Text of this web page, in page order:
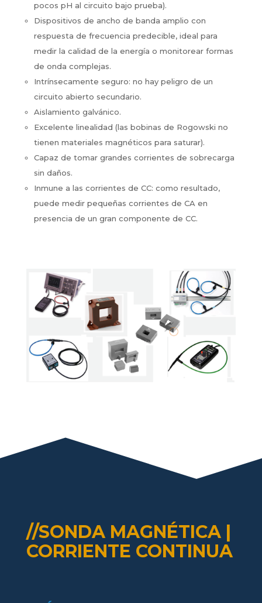
pocos pH al circuito bajo prueba).
Dispositivos de ancho de banda amplio con
respuesta de frecuencia predecible, ideal para
medir la calidad de la energía o monitorear formas
de onda complejas.
Intrínsecamente seguro: no hay peligro de un
circuito abierto secundario.
Aislamiento galvánico.
Excelente linealidad (las bobinas de Rogowski no
tienen materiales magnéticos para saturar).
Capaz de tomar grandes corrientes de sobrecarga
sin daños.
Inmune a las corrientes de CC: como resultado,
puede medir pequeñas corrientes de CA en
presencia de un gran componente de CC.
//SONDA MAGNÉTICA |
CORRIENTE CONTINUA